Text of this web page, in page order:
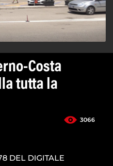
Costa
tutta la
3066
DEL DIGITALE